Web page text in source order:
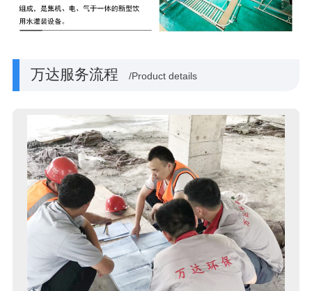
万达服务流程 /Product details